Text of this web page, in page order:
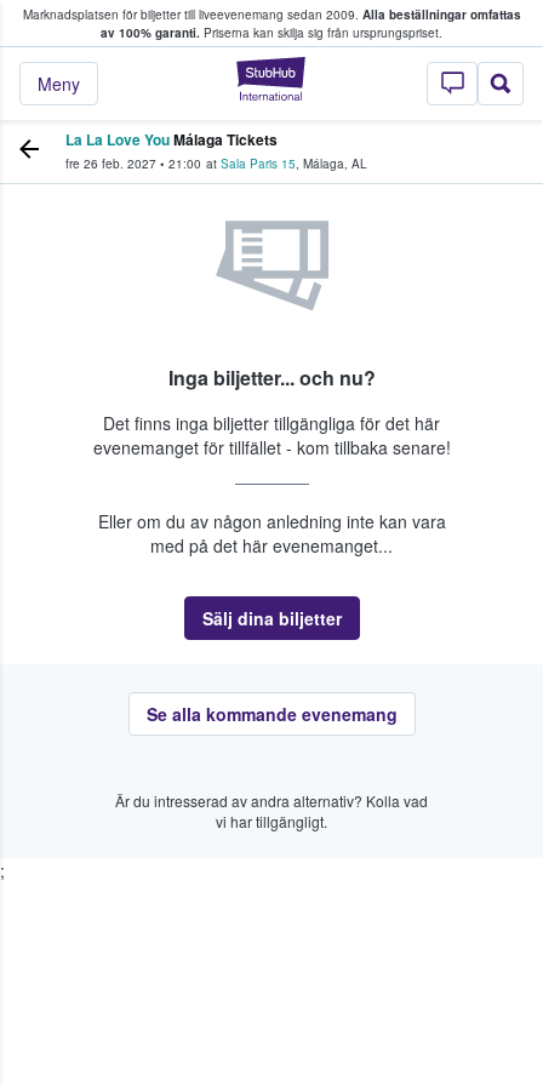
Marknadsplatsen för biljetter till liveevenemang sedan 2009. Alla beställningar omfattas
av 100% garanti. Priserna kan skilja sig från ursprungspriset.
StubHub – där
Meny
köper och säljer biljetter.
La La Love YouMálaga Tickets
fre 26 feb. 2027 • 21:00 at Sala Paris 15, Málaga, AL
Inga biljetter... och nu?
Det finns inga biljetter tillgängliga för det här
evenemanget för tillfället - kom tillbaka senare!
Eller om du av någon anledning inte kan vara
med på det här evenemanget...
Sälj dina biljetter
Se alla kommande evenemang
Är du intresserad av andra alternativ? Kolla vad
vi har tillgängligt.
;